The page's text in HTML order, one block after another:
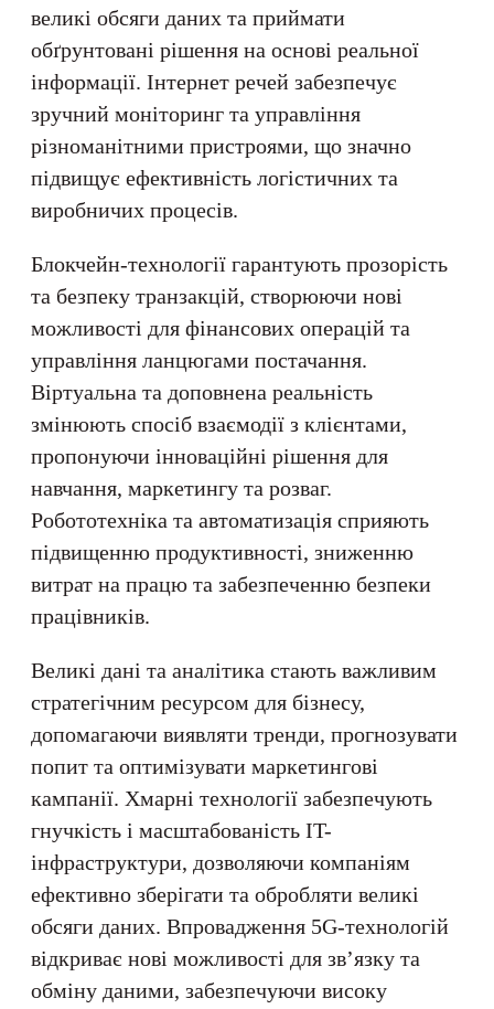
великі обсяги даних та приймати
обґрунтовані рішення на основі реальної
інформації. Інтернет речей забезпечує
зручний моніторинг та управління
різноманітними пристроями, що значно
підвищує ефективність логістичних та
виробничих процесів.
Блокчейн-технології гарантують прозорість
та безпеку транзакцій, створюючи нові
можливості для фінансових операцій та
управління ланцюгами постачання.
Віртуальна та доповнена реальність
змінюють спосіб взаємодії з клієнтами,
пропонуючи інноваційні рішення для
навчання, маркетингу та розваг.
Робототехніка та автоматизація сприяють
підвищенню продуктивності, зниженню
витрат на працю та забезпеченню безпеки
працівників.
Великі дані та аналітика стають важливим
стратегічним ресурсом для бізнесу,
допомагаючи виявляти тренди, прогнозувати
попит та оптимізувати маркетингові
кампанії. Хмарні технології забезпечують
гнучкість і масштабованість IT-
інфраструктури, дозволяючи компаніям
ефективно зберігати та обробляти великі
обсяги даних. Впровадження 5G-технологій
відкриває нові можливості для зв’язку та
обміну даними, забезпечуючи високу